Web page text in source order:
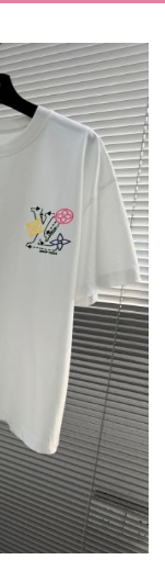
。最高品質の再現度を
な割引をご利用いただ
最新モデルが登場。